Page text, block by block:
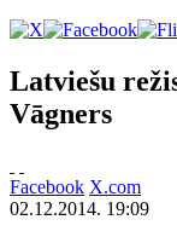
Latviešu
Vāgners
Facebook X.com
02.12.2014. 19:09